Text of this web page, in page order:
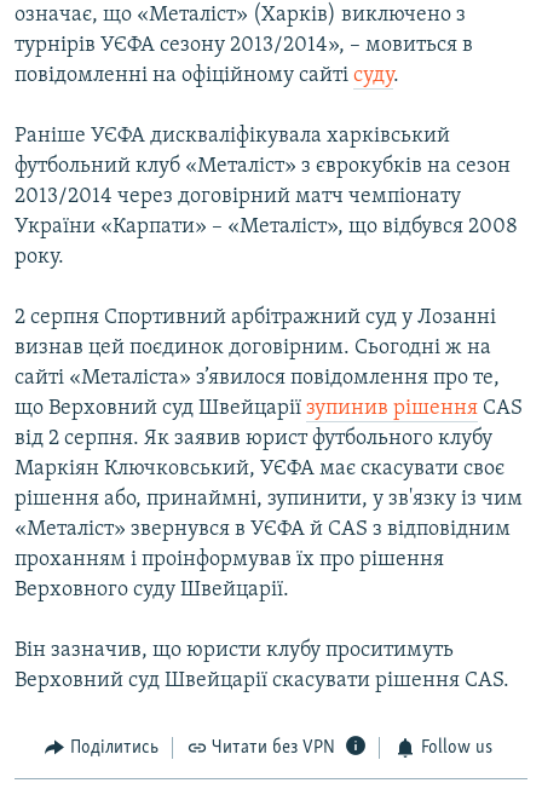
означає, що «Металіст» (Харків) виключено з
турнірів УЄФА сезону 2013/2014», – мовиться в
повідомленні на офіційному сайті суду.
Раніше УЄФА дискваліфікувала харківський
футбольний клуб «Металіст» з єврокубків на сезон
2013/2014 через договірний матч чемпіонату
України «Карпати» – «Металіст», що відбувся 2008
року.
2 серпня Спортивний арбітражний суд у Лозанні
визнав цей поєдинок договірним. Сьогодні ж на
сайті «Металіста» з’явилося повідомлення про те,
що Верховний суд Швейцарії зупинив рішення CAS
від 2 серпня. Як заявив юрист футбольного клубу
Маркіян Ключковський, УЄФА має скасувати своє
рішення або, принаймні, зупинити, у зв'язку із чим
«Металіст» звернувся в УЄФА й CAS з відповідним
проханням і проінформував їх про рішення
Верховного суду Швейцарії.
Він зазначив, що юристи клубу проситимуть
Верховний суд Швейцарії скасувати рішення CAS.
Поділитись Читати без VPN Follow us